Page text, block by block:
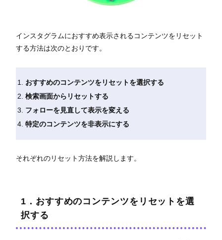
インスタグラムにおすすめ表示されるコンテンツをリセット
する方法は次のとおりです。
おすすめのコンテンツをリセットを選択する
検索画面からリセットする
フォローを見直して表示を変える
特定のコンテンツを非表示にする
それぞれのリセット方法を解説します。
1．おすすめのコンテンツをリセットを選
択する